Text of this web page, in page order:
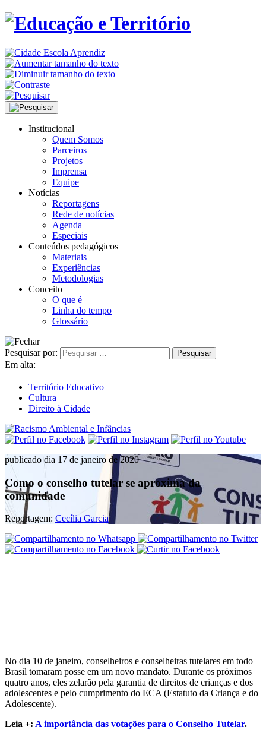
Institucional
Quem Somos
Parceiros
Projetos
Imprensa
Equipe
Notícias
Reportagens
Rede de notícias
Agenda
Especiais
Conteúdos pedagógicos
Materiais
Experiências
Metodologias
Conceito
O que é
Linha do tempo
Glossário
Pesquisar por:
Em alta:
Território Educativo
Cultura
Direito à Cidade
publicado dia 17 de janeiro de 2020
Como o conselho tutelar se aproxima da
comunidade
Reportagem: Cecília Garcia
No dia 10 de janeiro, conselheiros e conselheiras tutelares em todo
Brasil tomaram posse em um novo mandato. Durante os próximos
quatro anos, eles zelarão pela garantia de direitos de crianças e dos
adolescentes e pelo cumprimento do ECA (Estatuto da Criança e do
Adolescente).
Leia +: A importância das votações para o Conselho Tutelar.